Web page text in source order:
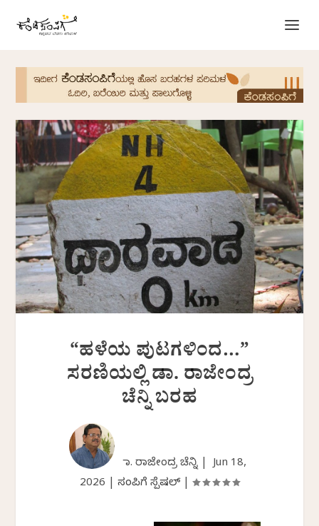
“ಹಳೆಯ ಪುಟಗಳಿಂದ…”
ಸರಣಿಯಲ್ಲಿ ಡಾ. ರಾಜೇಂದ್ರ
ಚೆನ್ನಿ ಬರಹ
ಡಾ. ರಾಜೇಂದ್ರ ಚೆನ್ನಿ |Jun 18,
2026
ಸಂಪಿಗೆ ಸ್ಪೆಷಲ್